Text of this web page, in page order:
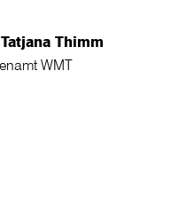
Thimm
WMT